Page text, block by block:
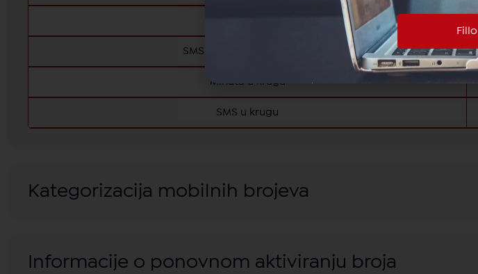
SMS drugim operaterima
Minuta u krugu
SMS u krugu
Kategorizacija mobilnih brojeva
Informacije o ponovnom aktiviranju broja
Fillo